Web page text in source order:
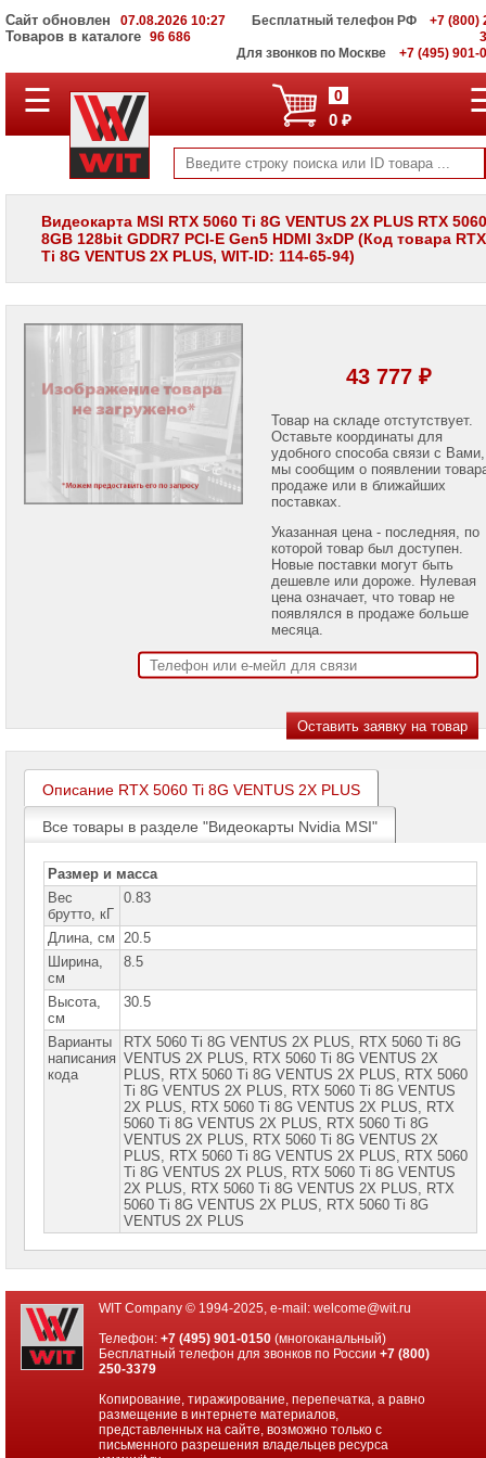
Сайт обновлен 07.08.2026 10:27
Товаров в каталоге 96 686
Бесплатный телефон РФ
+7 (800)
Для звонков по Москве
+7 (495) 901-
ПОЛНЫЙ
КАТАЛОГ
Корпоративные
серверы
WIT
Системы
хранения
данных
Мониторы
LCD
панели
проекторов
Принтеры
Серверы
Brand
Пассивное
сетевое
оборудование
Активное
сетевое
оборудование
СХД
системы
хранения
платы
Процессоры
Intel
Процессоры
☰ 0
0 ₽
Видеокарта MSI RTX 5060 Ti 8G VENTUS 2X PLUS RTX
8GB 128bit GDDR7 PCI-E Gen5 HDMI 3xDP (Код товара
Ti 8G VENTUS 2X PLUS, WIT-ID: 114-65-94)
43 777 ₽
Товар на складе отстутствует.
Оставьте координаты для
удобного способа связи с Вами,
мы сообщим о появлении
продаже или в ближайших
поставках.
Указанная цена - последняя, по
которой товар был доступен.
Новые поставки могут быть
дешевле или дороже. Нулевая
цена означает, что товар не
появлялся в продаже больше
месяца.
Описание RTX 5060 Ti 8G VENTUS 2X PLUS
Все товары в разделе "Видеокарты Nvidia MSI"
Размер и масса
Вес
брутто, кГ
0.83
Длина, см 20.5
Ширина,
см
8.5
Высота,
см
30.5
Варианты
написания
кода
RTX 5060 Ti 8G VENTUS 2X PLUS, RTX 5060 Ti 8G
VENTUS 2X PLUS, RTX 5060 Ti 8G VЕNTUS 2X
PLUS, RTX 5060 Ti 8G VЕNTUS 2X РLUS, RTX 5060
Ti 8G VЕNTUS 2X РLUS, RТX 5060 Тi 8G VЕNТUS
2X РLUS, RТX 5060 Тi 8G VЕNТUS 2X РLUS, RТX
5060 Тi 8G VЕNТUS 2X РLUS, RТX 5060 Тi 8G
VЕNТUS 2X РLUS, RТХ 5060 Тi 8G VЕNТUS 2Х
РLUS, RТХ 5060 Тi 8G VЕNТUS 2Х РLUS, RТХ 5060
Тi 8G VЕNТUS 2Х РLUS, RТХ 5060 Тi 8G VЕNТUS
2Х РLUS, RТХ 5060 Тi 8G VЕNТUS 2Х РLUS, RТХ
5060 Тi 8G VЕNТUS 2Х РLUS, RТХ 5060 Тi 8G
VЕNТUS 2Х РLUS
WIT Company © 1994-2025, e-mail: welcome@wit.ru
Телефон:+7 (495) 901-0150 (многоканальный)
Бесплатный телефон для звонков по России+7 (800)
250-3379
Копирование, тиражирование, перепечатка, а равно
размещение в интернете материалов,
представленных на сайте, возможно только с
письменного разрешения владельцев ресурса